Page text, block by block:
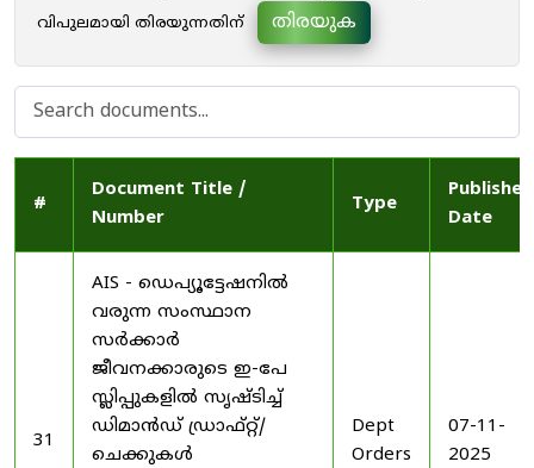
വിപുലമായി തിരയുന്നതിന്
തിരയുക
#
Document Title /
Number
Type
Published
Date
31
AIS - ഡെപ്യൂട്ടേഷനിൽ
വരുന്ന സംസ്ഥാന
സർക്കാർ
ജീവനക്കാരുടെ ഇ-പേ
സ്ലിപ്പുകളിൽ സൃഷ്ടിച്ച്
ഡിമാൻഡ് ഡ്രാഫ്റ്റ്/
ചെക്കുകൾ
Dept
Orders
07-11-
2025